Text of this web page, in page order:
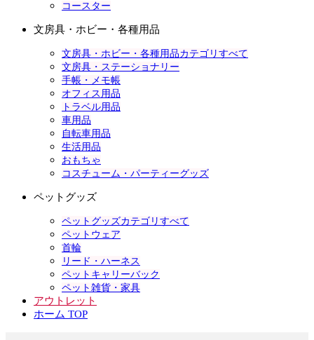
コースター
文房具・ホビー・各種用品
文房具・ホビー・各種用品カテゴリすべて
文房具・ステーショナリー
手帳・メモ帳
オフィス用品
トラベル用品
車用品
自転車用品
生活用品
おもちゃ
コスチューム・パーティーグッズ
ペットグッズ
ペットグッズカテゴリすべて
ペットウェア
首輪
リード・ハーネス
ペットキャリーバック
ペット雑貨・家具
アウトレット
ホーム TOP